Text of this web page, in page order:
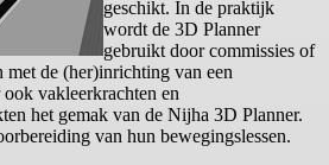
geschikt. In de praktijk
wordt de 3D Planner
gebruikt door commissies of
de (her)inrichting van een
vakleerkrachten en
het gemak van de Nijha 3D Planner.
van hun bewegingslessen.